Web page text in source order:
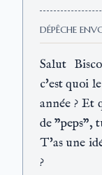
DÉPÊCHE
Salut
c'est quoi
année ? Et
de "peps",
T'as une
?